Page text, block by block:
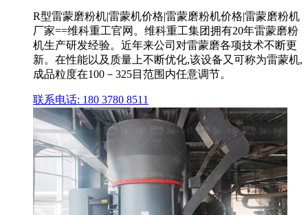
R型雷蒙磨粉机|雷蒙机价格|雷蒙磨粉机价格|雷蒙磨粉机
厂家==维科重工官网。维科重工集团拥有20年雷蒙磨粉
机生产研发经验。近年来公司对雷蒙磨各项技术不断更
新。在性能以及质量上不断优化,该设备又可称为雷蒙机,
成品粒度在100－325目范围内任意调节。
联系电话: 180 3780 8511